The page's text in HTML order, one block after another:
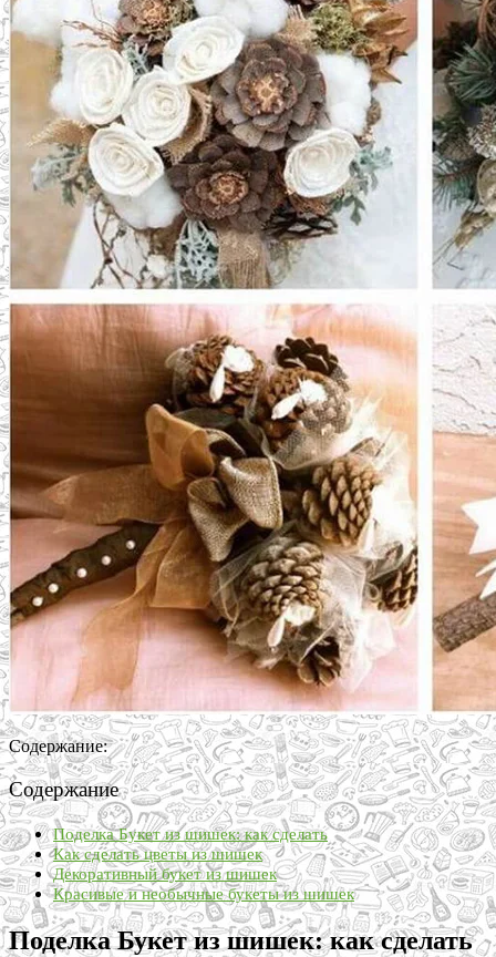
Содержание:
Содержание
Поделка Букет из шишек: как сделать
Как сделать цветы из шишек
Декоративный букет из шишек
Красивые и необычные букеты из шишек
Поделка Букет из шишек: как сделать